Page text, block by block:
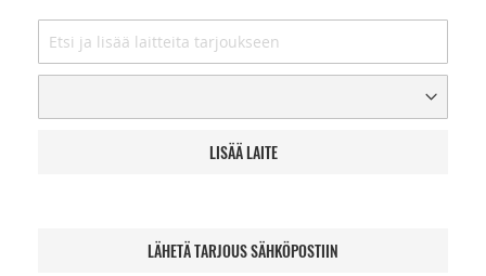
LISÄÄ LAITE
LÄHETÄ TARJOUS SÄHKÖPOSTIIN